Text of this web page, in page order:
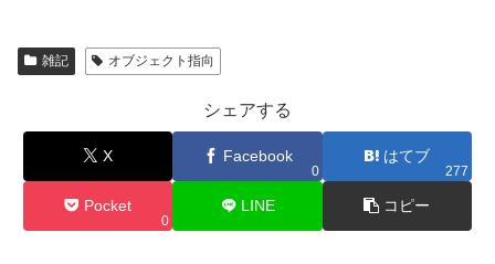
雑記 オブジェクト指向
シェアする
X Facebook
0
はてブ
277
Pocket
0
LINE コピー